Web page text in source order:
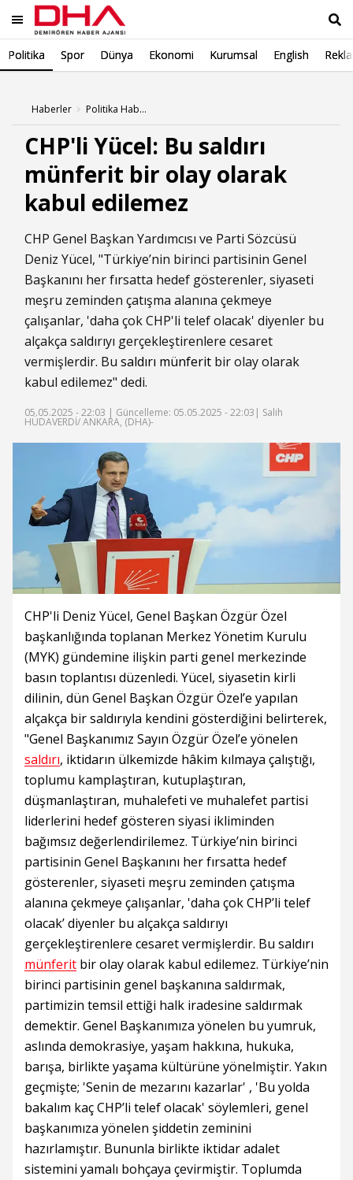
Politika Spor Dünya Ekonomi Kurumsal English
Haberler Politika Haberleri
CHP'li Yücel: Bu saldırı
münferit bir olay olarak
kabul edilemez
CHP Genel Başkan Yardımcısı ve Parti Sözcüsü
Deniz Yücel, "Türkiye’nin birinci partisinin Genel
Başkanını her fırsatta hedef gösterenler, siyaseti
meşru zeminden çatışma alanına çekmeye
çalışanlar, 'daha çok CHP'li telef olacak' diyenler bu
alçakça saldırıyı gerçekleştirenlere cesaret
vermişlerdir. Bu saldırı münferit bir olay olarak
kabul edilemez" dedi.
05.05.2025 - 22:03 | Güncelleme: 05.05.2025 - 22:03 | Salih
HÜDAVERDİ/ ANKARA, (DHA)-
CHP'li Deniz Yücel, Genel Başkan Özgür Özel
başkanlığında toplanan Merkez Yönetim Kurulu
(MYK) gündemine ilişkin parti genel merkezinde
basın toplantısı düzenledi. Yücel, siyasetin kirli
dilinin, dün Genel Başkan Özgür Özel’e yapılan
alçakça bir saldırıyla kendini gösterdiğini belirterek,
"Genel Başkanımız Sayın Özgür Özel’e yönelen
saldırı, iktidarın ülkemizde hâkim kılmaya çalıştığı,
toplumu kamplaştıran, kutuplaştıran,
düşmanlaştıran, muhalefeti ve muhalefet partisi
liderlerini hedef gösteren siyasi ikliminden
bağımsız değerlendirilemez. Türkiye’nin birinci
partisinin Genel Başkanını her fırsatta hedef
gösterenler, siyaseti meşru zeminden çatışma
alanına çekmeye çalışanlar, 'daha çok CHP’li telef
olacak’ diyenler bu alçakça saldırıyı
gerçekleştirenlere cesaret vermişlerdir. Bu saldırı
münferit bir olay olarak kabul edilemez. Türkiye’nin
birinci partisinin genel başkanına saldırmak,
partimizin temsil ettiği halk iradesine saldırmak
demektir. Genel Başkanımıza yönelen bu yumruk,
aslında demokrasiye, yaşam hakkına, hukuka,
barışa, birlikte yaşama kültürüne yönelmiştir. Yakın
geçmişte; 'Senin de mezarını kazarlar' , 'Bu yolda
bakalım kaç CHP’li telef olacak' söylemleri, genel
başkanımıza yönelen şiddetin zeminini
hazırlamıştır. Bununla birlikte iktidar adalet
sistemini yamalı bohçaya çevirmiştir. Toplumda